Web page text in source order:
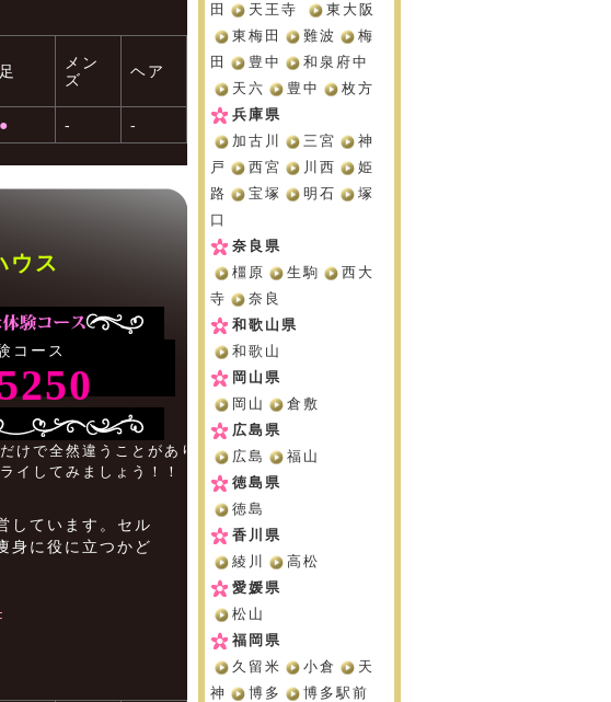
足
メン
ズ
ヘア
● - -
ウス
コース
けで全然違うことがあり
イしてみましょう！！
しています。セル
身に役に立つかど
田
天王寺
東大阪
東梅田
難波
梅
田
豊中
和泉府中
天六
豊中
枚方
兵庫県
加古川
三宮
神
戸
西宮 川西
姫
路
宝塚 明石
塚
口
奈良県
橿原
生駒
西大
寺
奈良
和歌山県
和歌山
岡山県
岡山
倉敷
広島県
広島
福山
徳島県
徳島
香川県
綾川
高松
愛媛県
松山
福岡県
久留米
小倉
天
神
博多
博多駅前